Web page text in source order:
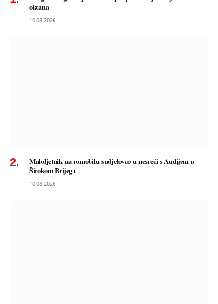
oktana
10.08.2026
Maloljetnik na romobilu sudjelovao u nesreći s Audijem u
Širokom Brijegu
10.08.2026